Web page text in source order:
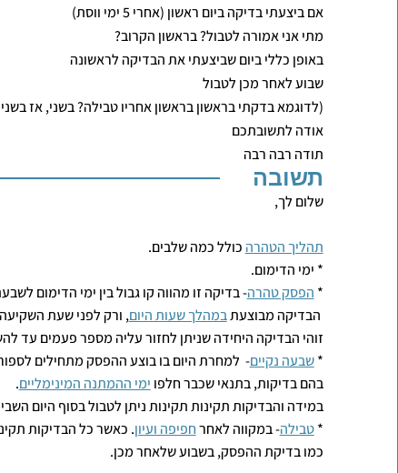
אם ביצעתי בדיקה ביום ראשון (אחרי 5 ימי ווסת)
מתי אני אמורה לטבול? בראשון הקרוב?
באופן כללי ביום שביצעתי את הבדיקה לראשונה
שבוע לאחר מכן לטבול
(לדוגמא בדקתי בראשון בראשון אחריו טבילה? בשני, אז
אודה לתשובתכם
תודה רבה רבה
תשובה
שלום לך,
תהליך הטהרה כולל כמה שלבים.
* ימי הדימום.
* הפסק טהרה- בדיקה זו מהווה קו גבול בין ימי הדימום
הבדיקה מבוצעתבמהלך שעות היום, ורק לפני שעת
זוהי הבדיקה היחידה שניתן לחזור עליה מספר פעמים עד
*שבעה נקיים- למחרת היום בו בוצע ההפסק מתחילים
בהם בדיקות, בתנאי שכבר חלפו ימי ההמתנה המינימליים.
במידה והבדיקות תקינות תקינות ניתן לטבול בסוף היום
*טבילה- במקווה לאחרחפיפה ועיון. כאשר כל הבדיקות
כמו בדיקת ההפסק, בשבוע שלאחר מכן.